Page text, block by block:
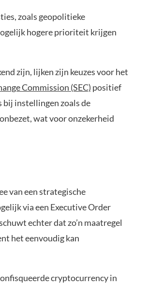
zoals geopolitieke
hogere prioriteit krijgen
zijn, lijken zijn keuzes voor het
Commission (SEC) positief
instellingen zoals de
onbezet, wat voor onzekerheid
van een strategische
via een Executive Order
echter dat zo’n maatregel
het eenvoudig kan
cryptocurrency in